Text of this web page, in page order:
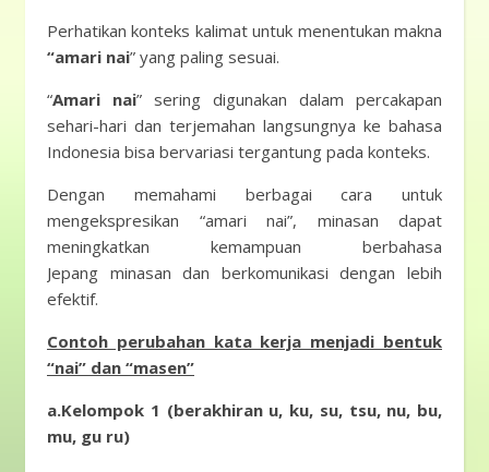
Perhatikan konteks kalimat untuk menentukan makna
“amari nai” yang paling sesuai.
“Amari nai” sering digunakan dalam percakapan
sehari-hari dan terjemahan langsungnya ke bahasa
Indonesia bisa bervariasi tergantung pada konteks.
Dengan memahami berbagai cara untuk
mengekspresikan “amari nai”, minasan dapat
meningkatkan kemampuan berbahasa
Jepang minasan dan berkomunikasi dengan lebih
efektif.
Contoh perubahan kata kerja menjadi bentuk
“nai” dan “masen”
a.Kelompok 1 (berakhiran u, ku, su, tsu, nu, bu,
mu, gu ru)